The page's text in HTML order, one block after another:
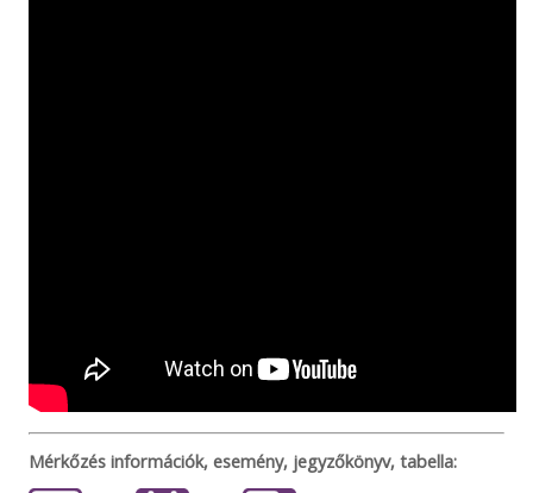
Mérkőzés információk, esemény, jegyzőkönyv, tabella: